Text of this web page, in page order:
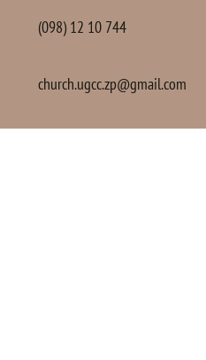
(098) 12 10 744
church.ugcc.zp@gmail.com